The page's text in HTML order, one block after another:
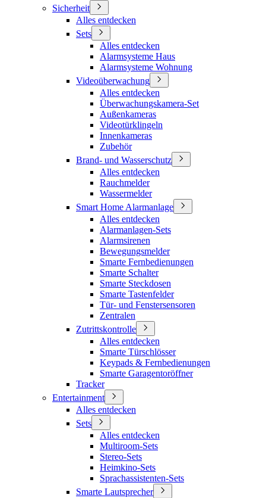
Sicherheit
Alles entdecken
Sets
Alles entdecken
Alarmsysteme Haus
Alarmsysteme Wohnung
Videoüberwachung
Alles entdecken
Überwachungskamera-Set
Außenkameras
Videotürklingeln
Innenkameras
Zubehör
Brand- und Wasserschutz
Alles entdecken
Rauchmelder
Wassermelder
Smart Home Alarmanlage
Alles entdecken
Alarmanlagen-Sets
Alarmsirenen
Bewegungsmelder
Smarte Fernbedienungen
Smarte Schalter
Smarte Steckdosen
Smarte Tastenfelder
Tür- und Fenstersensoren
Zentralen
Zutrittskontrolle
Alles entdecken
Smarte Türschlösser
Keypads & Fernbedienungen
Smarte Garagentoröffner
Tracker
Entertainment
Alles entdecken
Sets
Alles entdecken
Multiroom-Sets
Stereo-Sets
Heimkino-Sets
Sprachassistenten-Sets
Smarte Lautsprecher